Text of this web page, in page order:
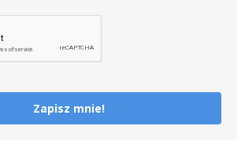
Zapisz mnie!